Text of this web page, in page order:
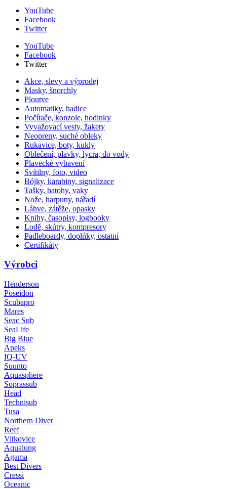
YouTube
Facebook
Twitter
YouTube
Facebook
Twitter
Akce, slevy a výprodej
Masky, šnorchly
Ploutve
Automatiky, hadice
Počítače, konzole, hodinky
Vyvažovací vesty, žakety
Neopreny, suché obleky
Rukavice, boty, kukly
Oblečení, plavky, lycra, do vody
Plavecké vybavení
Svítilny, foto, video
Bójky, karabiny, signalizace
Tašky, batohy, vaky
Nože, harpuny, nářadí
Láhve, zátěže, opasky
Knihy, časopisy, logbooky
Lodě, skútry, kompresory
Padleboardy, doplńky, ostatní
Certifikáty
Výrobci
Henderson
Poseidon
Scubapro
Mares
Seac Sub
SeaLife
Big Blue
Apeks
IQ-UV
Suunto
Aquasphere
Soprassub
Head
Technisub
Tusa
Northern Diver
Reef
Vitkovice
Aqualung
Agama
Best Divers
Cressi
Oceanic